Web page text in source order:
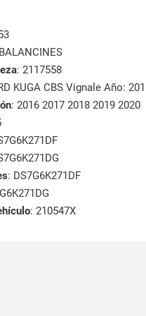
: 2117558
KUGA CBS Vignale Año:
: 2016 2017 2018 2019 2020
: DS7G6K271DF
: 210547X